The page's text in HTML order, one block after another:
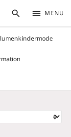
search menu MENU